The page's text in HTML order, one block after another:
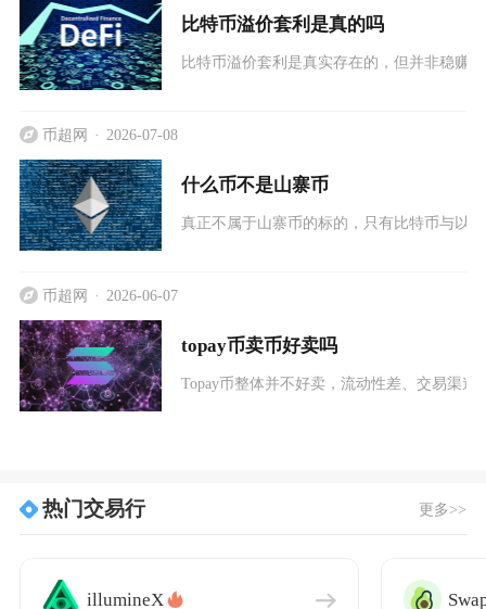
比特币溢价套利是真的吗
比特币溢价套利是真实存在的，但并非稳赚
币超网 2026-07-08
什么币不是山寨币
真正不属于山寨币的标的，只有比特币与以
币超网 2026-06-07
topay币卖币好卖吗
Topay币整体并不好卖，流动性差、交易渠
热门交易行 更多>>
illumineX